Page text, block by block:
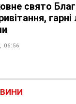
свято
гарні
06:56